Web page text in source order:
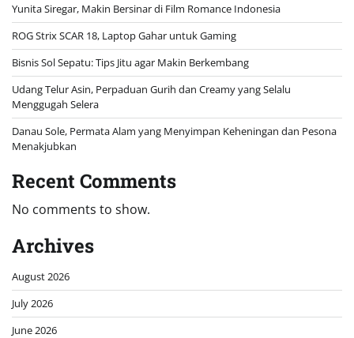
Yunita Siregar, Makin Bersinar di Film Romance Indonesia
ROG Strix SCAR 18, Laptop Gahar untuk Gaming
Bisnis Sol Sepatu: Tips Jitu agar Makin Berkembang
Udang Telur Asin, Perpaduan Gurih dan Creamy yang Selalu
Menggugah Selera
Danau Sole, Permata Alam yang Menyimpan Keheningan dan Pesona
Menakjubkan
Recent Comments
No comments to show.
Archives
August 2026
July 2026
June 2026